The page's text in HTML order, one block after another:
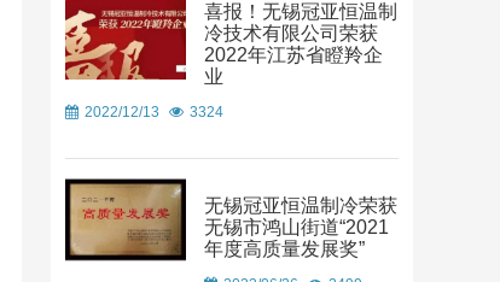
喜报！无锡冠亚恒温制
冷技术有限公司荣获
2022年江苏省瞪羚企
业
2022/12/13 3324
无锡冠亚恒温制冷荣获
无锡市鸿山街道“2021
年度高质量发展奖”